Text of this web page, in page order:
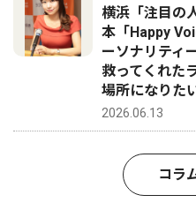
横浜「注目の
本「Happy
ーソナリティ
救ってくれた
場所になりたい
2026.06.13
コラ